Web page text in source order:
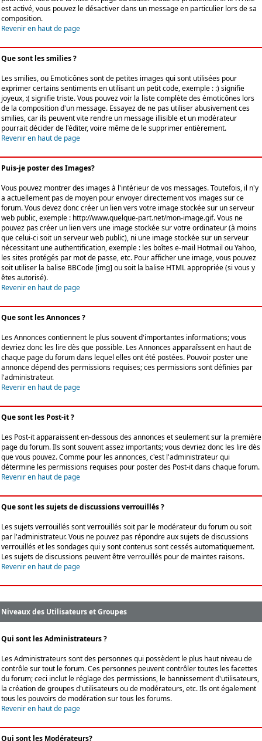
est activé, vous pouvez le désactiver dans un message en particulier lors de sa
composition.
Revenir en haut de page
Que sont les smilies ?
Les smilies, ou Emoticônes sont de petites images qui sont utilisées pour
exprimer certains sentiments en utilisant un petit code, exemple : :) signifie
joyeux, :( signifie triste. Vous pouvez voir la liste complète des émoticônes lors
de la composition d'un message. Essayez de ne pas utiliser abusivement ces
smilies, car ils peuvent vite rendre un message illisible et un modérateur
pourrait décider de l'éditer, voire même de le supprimer entièrement.
Revenir en haut de page
Puis-je poster des Images?
Vous pouvez montrer des images à l'intérieur de vos messages. Toutefois, il n'y
a actuellement pas de moyen pour envoyer directement vos images sur ce
forum. Vous devez donc créer un lien vers votre image stockée sur un serveur
web public, exemple : http://www.quelque-part.net/mon-image.gif. Vous ne
pouvez pas créer un lien vers une image stockée sur votre ordinateur (à moins
que celui-ci soit un serveur web public), ni une image stockée sur un serveur
nécessitant une authentification, exemple : les boîtes e-mail Hotmail ou Yahoo,
les sites protégés par mot de passe, etc. Pour afficher une image, vous pouvez
soit utiliser la balise BBCode [img] ou soit la balise HTML appropriée (si vous y
êtes autorisé).
Revenir en haut de page
Que sont les Annonces ?
Les Annonces contiennent le plus souvent d'importantes informations; vous
devriez donc les lire dès que possible. Les Annonces apparaîssent en haut de
chaque page du forum dans lequel elles ont été postées. Pouvoir poster une
annonce dépend des permissions requises; ces permissions sont définies par
l'administrateur.
Revenir en haut de page
Que sont les Post-it ?
Les Post-it apparaissent en-dessous des annonces et seulement sur la première
page du forum. Ils sont souvent assez importants; vous devriez donc les lire dès
que vous pouvez. Comme pour les annonces, c'est l'administrateur qui
détermine les permissions requises pour poster des Post-it dans chaque forum.
Revenir en haut de page
Que sont les sujets de discussions verrouillés ?
Les sujets verrouillés sont verrouillés soit par le modérateur du forum ou soit
par l'administrateur. Vous ne pouvez pas répondre aux sujets de discussions
verrouillés et les sondages qui y sont contenus sont cessés automatiquement.
Les sujets de discussions peuvent être verrouillés pour de maintes raisons.
Revenir en haut de page
Niveaux des Utilisateurs et Groupes
Qui sont les Administrateurs ?
Les Administrateurs sont des personnes qui possèdent le plus haut niveau de
contrôle sur tout le forum. Ces personnes peuvent contrôler toutes les facettes
du forum; ceci inclut le réglage des permissions, le bannissement d'utilisateurs,
la création de groupes d'utilisateurs ou de modérateurs, etc. Ils ont également
tous les pouvoirs de modération sur tous les forums.
Revenir en haut de page
Qui sont les Modérateurs?